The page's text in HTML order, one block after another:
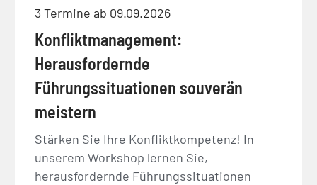
3 Termine ab 09.09.2026
Konfliktmanagement:
Herausfordernde
Führungssituationen souverän
meistern
Stärken Sie Ihre Konfliktkompetenz! In
unserem Workshop lernen Sie,
herausfordernde Führungssituationen